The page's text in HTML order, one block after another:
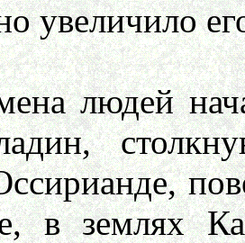
увеличило
людей
в землях